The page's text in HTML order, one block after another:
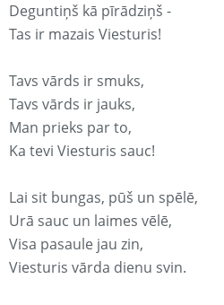
Deguntiņš kā pīrādziņš -
Tas ir mazais Viesturis!
Tavs vārds ir smuks,
Tavs vārds ir jauks,
Man prieks par to,
Ka tevi Viesturis sauc!
Lai sit bungas, pūš un spēlē,
Urā sauc un laimes vēlē,
Visa pasaule jau zin,
Viesturis vārda dienu svin.